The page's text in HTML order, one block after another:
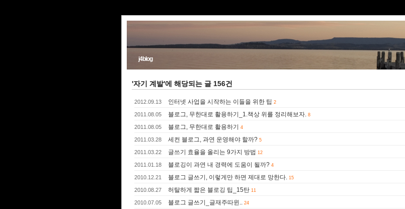
j4blog
'자기 계발'에 해당되는 글 156건
2012.09.13 인터넷 사업을 시작하는 이들을 위한 팁 2
2011.08.05 블로그, 무한대로 활용하기_1.책상 위를 정리해보자. 8
2011.08.05 블로그, 무한대로 활용하기 4
2011.03.28 세컨 블로그, 과연 운영해야 할까? 5
2011.03.22 글쓰기 효율을 올리는 9가지 방법 12
2011.01.18 블로깅이 과연 내 경력에 도움이 될까? 4
2010.12.21 블로그 글쓰기, 이렇게만 하면 제대로 망한다. 15
2010.08.27 허탈하게 짧은 블로깅 팁_15탄 11
2010.07.05 블로그 글쓰기_글재주따윈.. 24